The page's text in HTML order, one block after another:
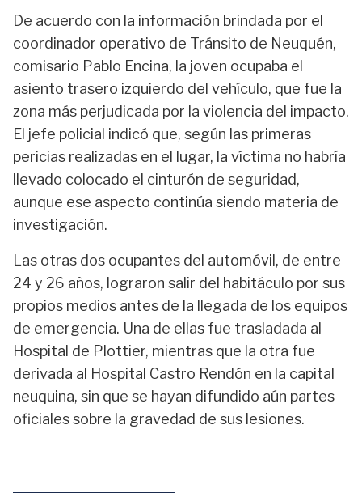
De acuerdo con la información brindada por el
coordinador operativo de Tránsito de Neuquén,
comisario Pablo Encina, la joven ocupaba el
asiento trasero izquierdo del vehículo, que fue la
zona más perjudicada por la violencia del impacto.
El jefe policial indicó que, según las primeras
pericias realizadas en el lugar, la víctima no habría
llevado colocado el cinturón de seguridad,
aunque ese aspecto continúa siendo materia de
investigación.
Las otras dos ocupantes del automóvil, de entre
24 y 26 años, lograron salir del habitáculo por sus
propios medios antes de la llegada de los equipos
de emergencia. Una de ellas fue trasladada al
Hospital de Plottier, mientras que la otra fue
derivada al Hospital Castro Rendón en la capital
neuquina, sin que se hayan difundido aún partes
oficiales sobre la gravedad de sus lesiones.